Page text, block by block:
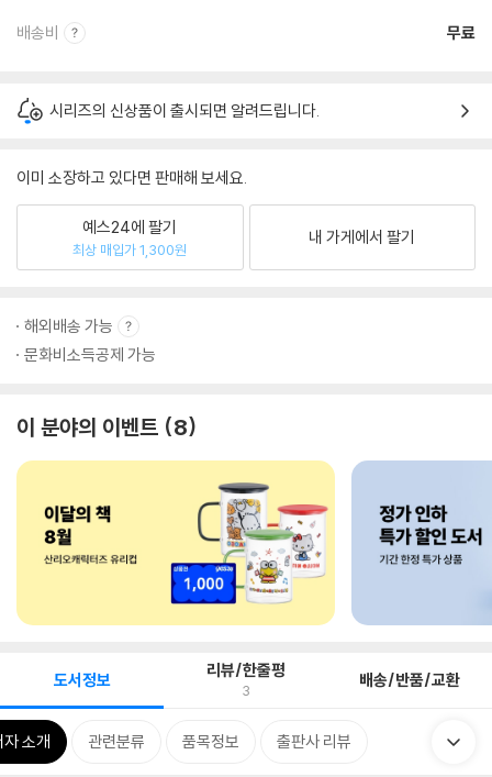
배송비 무료
시리즈의 신상품이 출시되면 알려드립니다.
이미 소장하고 있다면 판매해 보세요.
예스24에 팔기
최상 매입가 1,300원
내 가게에서 팔기
해외배송 가능
문화비소득공제 가능
이 분야의 이벤트 8
도서정보 리뷰/한줄평
3 배송/반품/교환
자 소개 관련분류 품목정보 출판사 리뷰